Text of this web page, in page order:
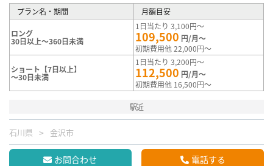
プラン名・期間 月額目安
ロング
30日以上～360日未満
1日当たり 3,100円～
109,500 円/月～
初期費用他 22,000円～
ショート【7日以上】
～30日未満
1日当たり 3,200円～
112,500 円/月～
初期費用他 16,500円～
駅近
石川県 金沢市
お問合わせ 電話する